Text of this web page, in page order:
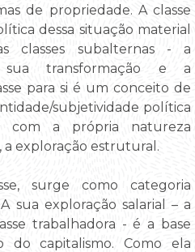
de propriedade. A classe
dessa situação material
classes subalternas - a
sua transformação e a
para si é um conceito de
subjetividade política
com a própria natureza
a exploração estrutural.
surge como categoria
sua exploração salarial – a
trabalhadora - é a base
do capitalismo. Como ela